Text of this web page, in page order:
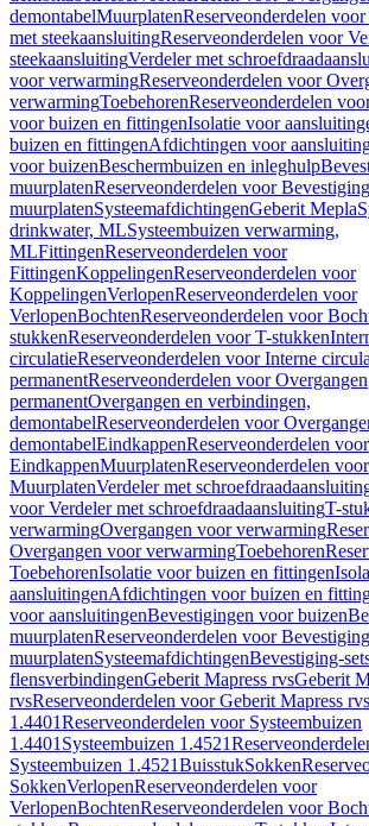
demontabelMuurplatenReserveonderdelen
met steekaansluitingReserveonderdelen voor
steekaansluitingVerdeler met
voor verwarmingReserveonderdelen voor
verwarmingToebehorenReserveonderdelen
voor buizen en fittingenIsolatie voor
buizen en fittingenAfdichtingen voor
voor buizenBeschermbuizen en inleghulp
muurplatenReserveonderdelen voor
muurplatenSysteemafdichtingenGeberit Mepla
drinkwater, MLSysteembuizen verwarming,
MLFittingenReserveonderdelen voor
FittingenKoppelingenReserveonderdelen voor
KoppelingenVerlopenReserveonderdelen voor
VerlopenBochtenReserveonderdelen voor
stukkenReserveonderdelen voor T-stukken
circulatieReserveonderdelen voor Interne
permanentReserveonderdelen voor Overgangen
permanentOvergangen en verbindingen,
demontabelReserveonderdelen voor
demontabelEindkappenReserveonderdelen voor
EindkappenMuurplatenReserveonderdelen voor
MuurplatenVerdeler met
voor Verdeler met schroefdraadaansluitingT-
verwarmingOvergangen voor verwarming
Overgangen voor verwarmingToebehoren
ToebehorenIsolatie voor buizen en fittingen
aansluitingenAfdichtingen voor buizen en
voor aansluitingenBevestigingen voor buizen
muurplatenReserveonderdelen voor
muurplatenSysteemafdichtingenBevestiging-
flensverbindingenGeberit Mapress rvsGeberit
rvsReserveonderdelen voor Geberit Mapress rvs
1.4401Reserveonderdelen voor Systeembuizen
1.4401 Systeembuizen 1.4521
Systeembuizen 1.4521BuisstukSokken
SokkenVerlopenReserveonderdelen voor
VerlopenBochtenReserveonderdelen voor